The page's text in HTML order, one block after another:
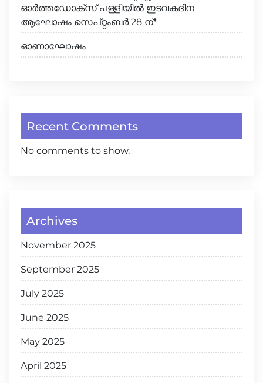
ഓർത്തഡോക്സ് പള്ളിയിൽ ഇടവകദിന
ആഘോഷം സെപ്റ്റംബർ 28 ന്*
ഓണാഘോഷം
Recent Comments
No comments to show.
Archives
November 2025
September 2025
July 2025
June 2025
May 2025
April 2025